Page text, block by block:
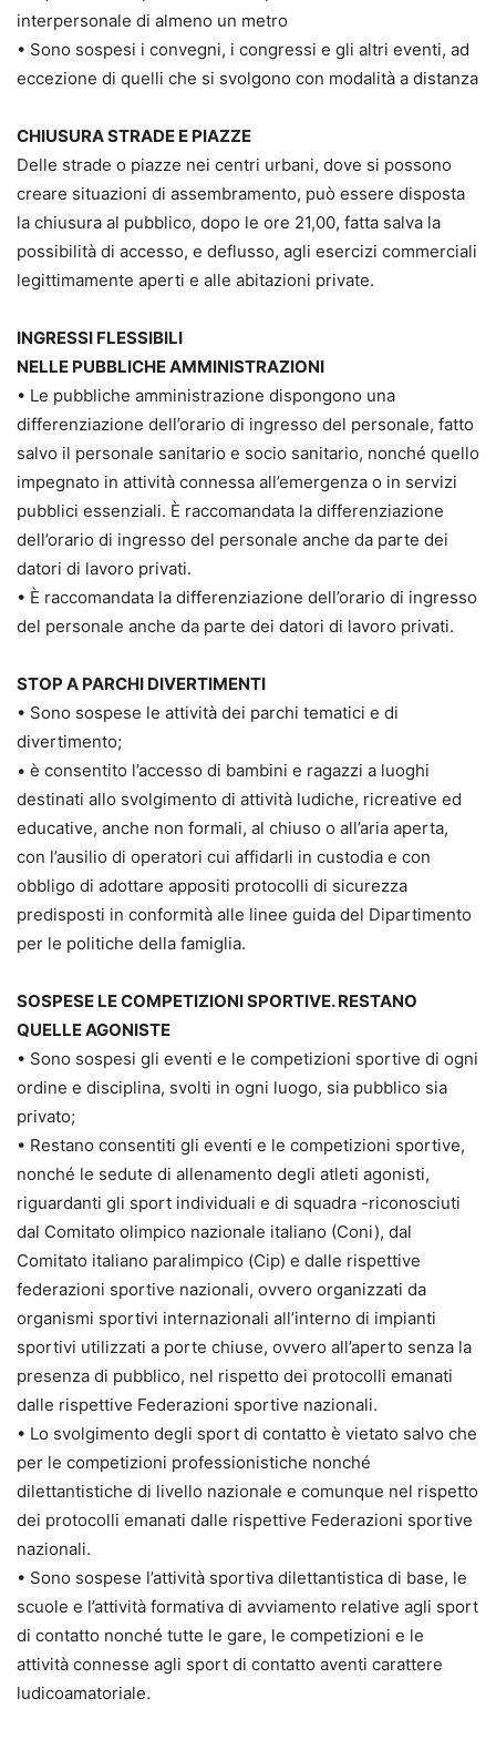
interpersonale di almeno un metro
• Sono sospesi i convegni, i congressi e gli altri eventi, ad
eccezione di quelli che si svolgono con modalità a distanza
CHIUSURA STRADE E PIAZZE
Delle strade o piazze nei centri urbani, dove si possono
creare situazioni di assembramento, può essere disposta
la chiusura al pubblico, dopo le ore 21,00, fatta salva la
possibilità di accesso, e deflusso, agli esercizi commerciali
legittimamente aperti e alle abitazioni private.
INGRESSI FLESSIBILI
NELLE PUBBLICHE AMMINISTRAZIONI
• Le pubbliche amministrazione dispongono una
differenziazione dell’orario di ingresso del personale, fatto
salvo il personale sanitario e socio sanitario, nonché quello
impegnato in attività connessa all’emergenza o in servizi
pubblici essenziali. È raccomandata la differenziazione
dell’orario di ingresso del personale anche da parte dei
datori di lavoro privati.
• È raccomandata la differenziazione dell’orario di ingresso
del personale anche da parte dei datori di lavoro privati.
STOP A PARCHI DIVERTIMENTI
• Sono sospese le attività dei parchi tematici e di
divertimento;
• è consentito l’accesso di bambini e ragazzi a luoghi
destinati allo svolgimento di attività ludiche, ricreative ed
educative, anche non formali, al chiuso o all’aria aperta,
con l’ausilio di operatori cui affidarli in custodia e con
obbligo di adottare appositi protocolli di sicurezza
predisposti in conformità alle linee guida del Dipartimento
per le politiche della famiglia.
SOSPESE LE COMPETIZIONI SPORTIVE. RESTANO
QUELLE AGONISTE
• Sono sospesi gli eventi e le competizioni sportive di ogni
ordine e disciplina, svolti in ogni luogo, sia pubblico sia
privato;
• Restano consentiti gli eventi e le competizioni sportive,
nonché le sedute di allenamento degli atleti agonisti,
riguardanti gli sport individuali e di squadra -riconosciuti
dal Comitato olimpico nazionale italiano (Coni), dal
Comitato italiano paralimpico (Cip) e dalle rispettive
federazioni sportive nazionali, ovvero organizzati da
organismi sportivi internazionali all’interno di impianti
sportivi utilizzati a porte chiuse, ovvero all’aperto senza la
presenza di pubblico, nel rispetto dei protocolli emanati
dalle rispettive Federazioni sportive nazionali.
• Lo svolgimento degli sport di contatto è vietato salvo che
per le competizioni professionistiche nonché
dilettantistiche di livello nazionale e comunque nel rispetto
dei protocolli emanati dalle rispettive Federazioni sportive
nazionali.
• Sono sospese l’attività sportiva dilettantistica di base, le
scuole e l’attività formativa di avviamento relative agli sport
di contatto nonché tutte le gare, le competizioni e le
attività connesse agli sport di contatto aventi carattere
ludicoamatoriale.